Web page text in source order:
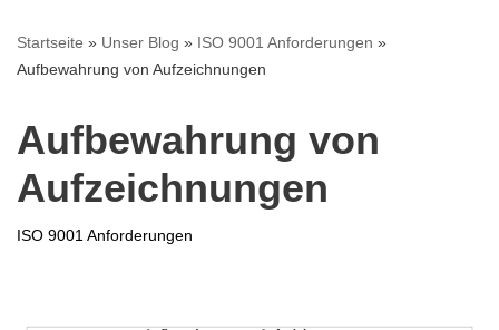
Startseite » Unser Blog » ISO 9001 Anforderungen »
Aufbewahrung von Aufzeichnungen
Aufbewahrung von
Aufzeichnungen
ISO 9001 Anforderungen